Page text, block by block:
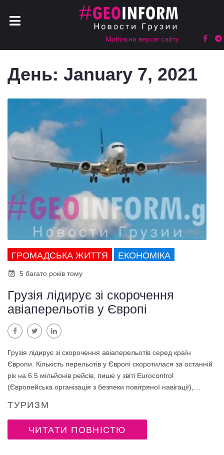
Мобільна версія сайту
День: January 7, 2021
ГРОМАДСЬКА ЖИТТЯ ЕКОНОМІКА
5 багато років тому
Грузія лідирує зі скорочення
авіаперельотів у Європі
FacebookTwitter
Грузія лідирує зі скорочення авіаперельотів серед країн
Європи. Кількість перельотів у Європі скоротилася за останній
рік на 6.5 мільйонів рейсів, пише у звіті Eurocontrol
(Європейська організація з безпеки повітряної навігації),…
ТУРИЗМ
ЧИТАТИ ПОВНІСТЮ